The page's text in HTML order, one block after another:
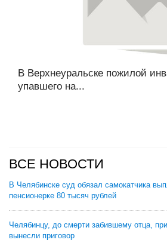
В Верхнеуральске пожилой
упавшего на...
ВСЕ НОВОСТИ
В Челябинске суд обязал самокатчика
пенсионерке 80 тысяч рублей
Челябинцу, до смерти забившему отца,
вынесли приговор